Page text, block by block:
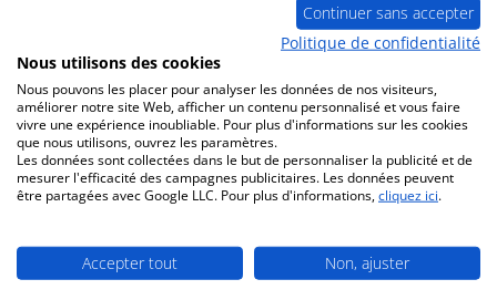
Référence du produit:
01037839
Continuer sans accepter
Politique de confidentialité
Nous utilisons des cookies
Nous pouvons les placer pour analyser les données de nos visiteurs,
améliorer notre site Web, afficher un contenu personnalisé et vous faire
vivre une expérience inoubliable. Pour plus d'informations sur les cookies
que nous utilisons, ouvrez les paramètres.
Les données sont collectées dans le but de personnaliser la publicité et de
mesurer l'efficacité des campagnes publicitaires. Les données peuvent
être partagées avec Google LLC. Pour plus d'informations,cliquez ici.
Accepter tout Non, ajuster